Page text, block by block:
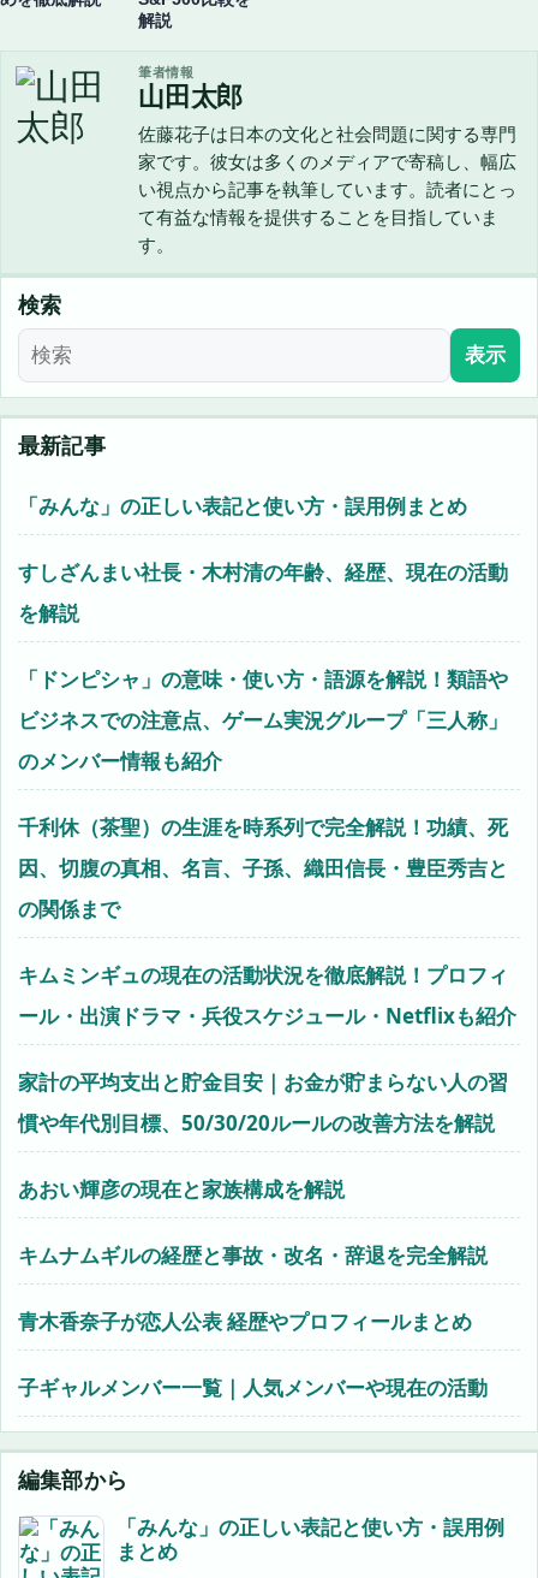
解説
筆者情報
山田太郎
佐藤花子は日本の文化と社会問題に関する専門
家です。彼女は多くのメディアで寄稿し、幅広
い視点から記事を執筆しています。読者にとっ
て有益な情報を提供することを目指していま
す。
検索
表示
最新記事
「みんな」の正しい表記と使い方・誤用例まとめ
すしざんまい社長・木村清の年齢、経歴、現在の活動
を解説
「ドンピシャ」の意味・使い方・語源を解説！類語や
ビジネスでの注意点、ゲーム実況グループ「三人称」
のメンバー情報も紹介
千利休（茶聖）の生涯を時系列で完全解説！功績、死
因、切腹の真相、名言、子孫、織田信長・豊臣秀吉と
の関係まで
キムミンギュの現在の活動状況を徹底解説！プロフィ
ール・出演ドラマ・兵役スケジュール・Netflixも紹介
家計の平均支出と貯金目安｜お金が貯まらない人の習
慣や年代別目標、50/30/20ルールの改善方法を解説
あおい輝彦の現在と家族構成を解説
キムナムギルの経歴と事故・改名・辞退を完全解説
青木香奈子が恋人公表 経歴やプロフィールまとめ
子ギャルメンバー一覧｜人気メンバーや現在の活動
編集部から
「みんな」の正しい表記と使い方・誤用例
まとめ